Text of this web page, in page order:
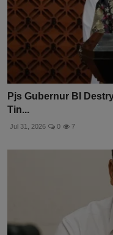
Pjs Gubernur BI
Tin...
Jul 31, 2026 0 7